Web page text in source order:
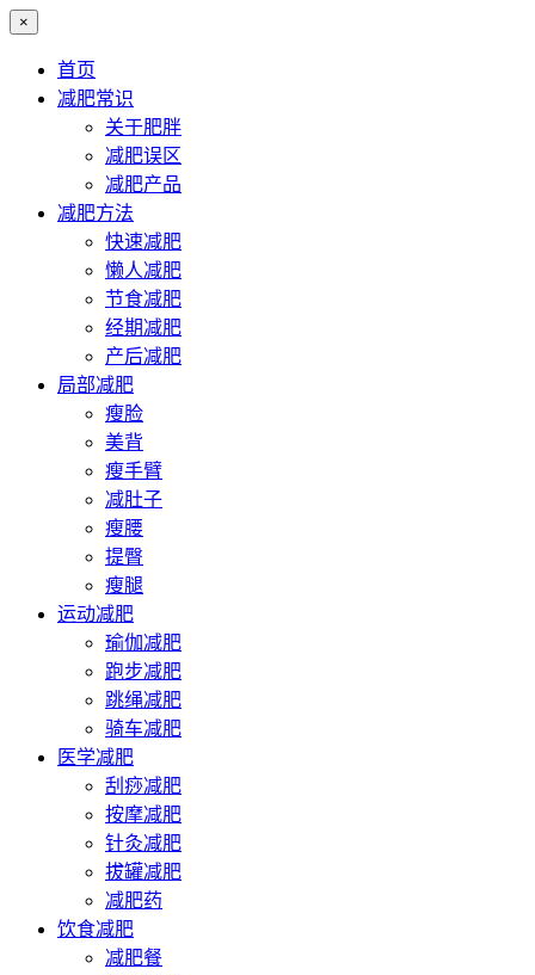
×
首页
减肥常识
关于肥胖
减肥误区
减肥产品
减肥方法
快速减肥
懒人减肥
节食减肥
经期减肥
产后减肥
局部减肥
瘦脸
美背
瘦手臂
减肚子
瘦腰
提臀
瘦腿
运动减肥
瑜伽减肥
跑步减肥
跳绳减肥
骑车减肥
医学减肥
刮痧减肥
按摩减肥
针灸减肥
拔罐减肥
减肥药
饮食减肥
减肥餐